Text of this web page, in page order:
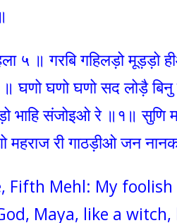
५ ॥ गरबि गहिलड़ो मूड़ड़ो
॥ घणो घणो घणो सद लोड़ै
भाहि संजोइओ रे ॥१॥
महराज री गाठड़ीओ जन
Fifth Mehl: My
Maya, like a